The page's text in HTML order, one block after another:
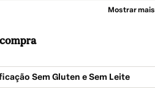
Mostrar mais
Sem Gluten e Sem Leite